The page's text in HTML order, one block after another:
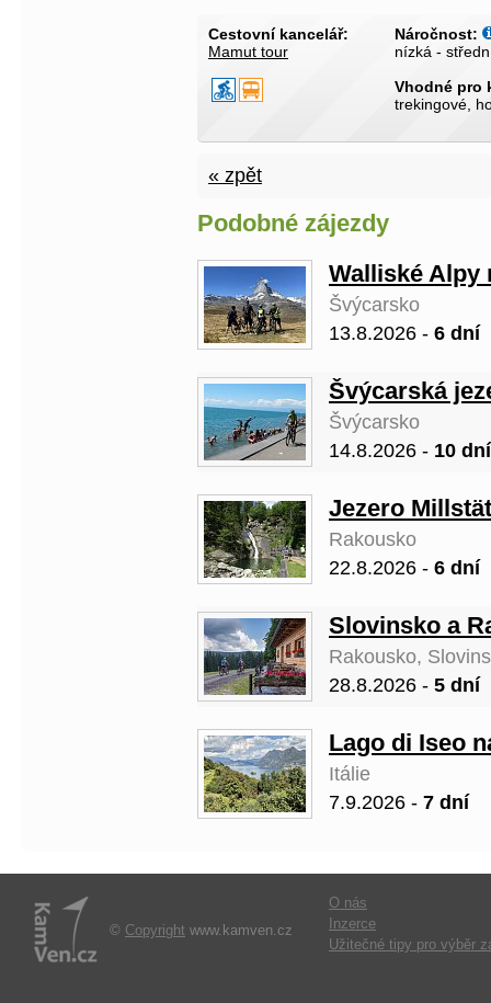
Cestovní kancelář:
Mamut tour
Náročnost:
nízká -
Vhodné pro
trekingové,
« zpět
Podobné zájezdy
Walliské Alpy
Švýcarsko
13.8.2026 - 6 dní
Švýcarská
Švýcarsko
14.8.2026 - 10 dní
Jezero
Rakousko
22.8.2026 - 6 dní
Slovinsko a
Rakousko,
28.8.2026 - 5 dní
Lago di Iseo
Itálie
7.9.2026 - 7 dní
© Copyright www.kamven.cz
O nás
Inzerce
Užitečné tipy pro výběr